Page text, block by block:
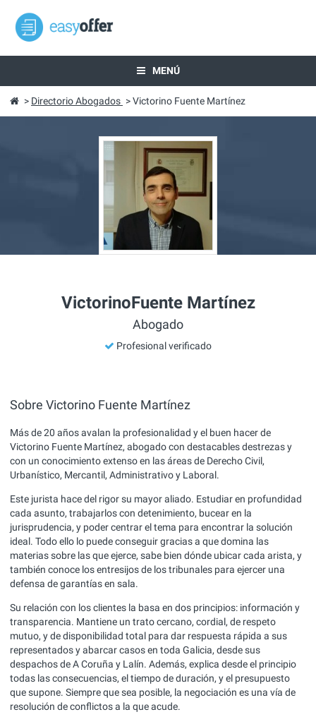
MENÚ
> Directorio Abogados > Victorino Fuente Martínez
VictorinoFuente Martínez
Abogado
Profesional verificado
Sobre Victorino Fuente Martínez
Más de 20 años avalan la profesionalidad y el buen hacer de
Victorino Fuente Martínez, abogado con destacables destrezas y
con un conocimiento extenso en las áreas de Derecho Civil,
Urbanístico, Mercantil, Administrativo y Laboral.
Este jurista hace del rigor su mayor aliado. Estudiar en profundidad
cada asunto, trabajarlos con detenimiento, bucear en la
jurisprudencia, y poder centrar el tema para encontrar la solución
ideal. Todo ello lo puede conseguir gracias a que domina las
materias sobre las que ejerce, sabe bien dónde ubicar cada arista, y
también conoce los entresijos de los tribunales para ejercer una
defensa de garantías en sala.
Su relación con los clientes la basa en dos principios: información y
transparencia. Mantiene un trato cercano, cordial, de respeto
mutuo, y de disponibilidad total para dar respuesta rápida a sus
representados y abarcar casos en toda Galicia, desde sus
despachos de A Coruña y Lalín. Además, explica desde el principio
todas las consecuencias, el tiempo de duración, y el presupuesto
que supone. Siempre que sea posible, la negociación es una vía de
resolución de conflictos a la que acude.